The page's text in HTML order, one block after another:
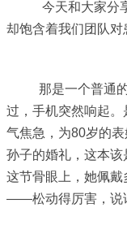
今天和大家分
却饱含着我们团队对
那是一个普通
过，手机突然响起
气焦急，为80岁的
孙子的婚礼，这本
这节骨眼上，她佩戴
——松动得厉害，说